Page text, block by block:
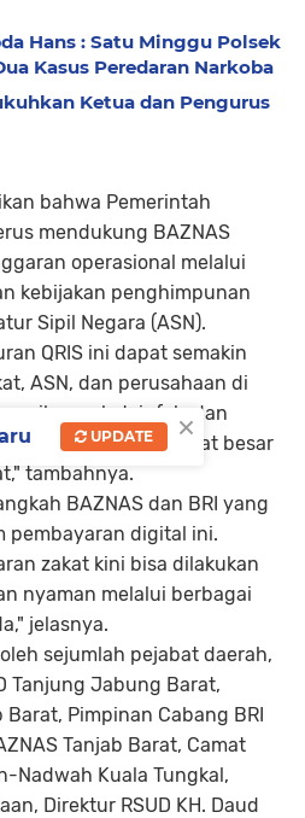
Hans : Satu Minggu Polsek
Kasus Peredaran Narkoba
Ketua dan Pengurus
bahwa Pemerintah
mendukung BAZNAS
operasional melalui
kebijakan penghimpunan
Sipil Negara (ASN).
QRIS ini dapat semakin
ASN, dan perusahaan di
zakat, infak, dan
ini membawa manfaat besar
tambahnya.
BAZNAS dan BRI yang
pembayaran digital ini.
zakat kini bisa dilakukan
nyaman melalui berbagai
jelasnya.
sejumlah pejabat daerah,
Tanjung Jabung Barat,
Barat, Pimpinan Cabang BRI
Tanjab Barat, Camat
Nadwah Kuala Tungkal,
Direktur RSUD KH. Daud
×
UPDATE